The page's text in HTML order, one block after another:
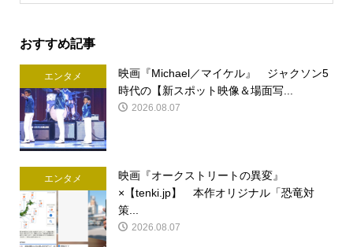
おすすめ記事
エンタメ
映画『Michael／マイケル』 ジャクソン5
時代の【新スポット映像＆場面写...
2026.08.07
エンタメ
映画『オークストリートの異変』
×【tenki.jp】 本作オリジナル「恐竜対
策...
2026.08.07